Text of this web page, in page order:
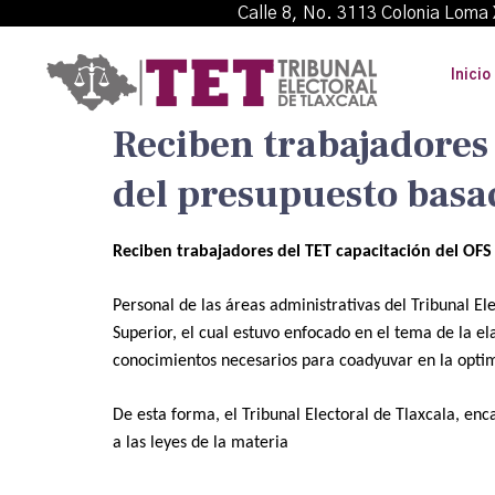
Calle 8, No. 3113 Colonia
Inicio
Reciben
del presupuesto
Reciben trabajadores del TET capacitación del
Personal de las áreas administrativas del Tribunal
Superior, el cual estuvo enfocado en el tema de la
conocimientos necesarios para coadyuvar en la
De esta forma, el Tribunal Electoral de Tlaxcala,
a las leyes de la materia